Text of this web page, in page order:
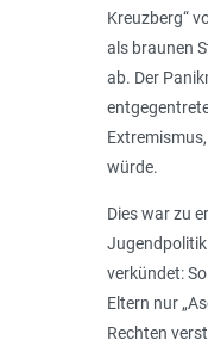
Kreuzberg“
als braunen
ab. Der
würde.
Dies war zu
Jugendpolitik
verkündet:
Eltern nur
Rechten